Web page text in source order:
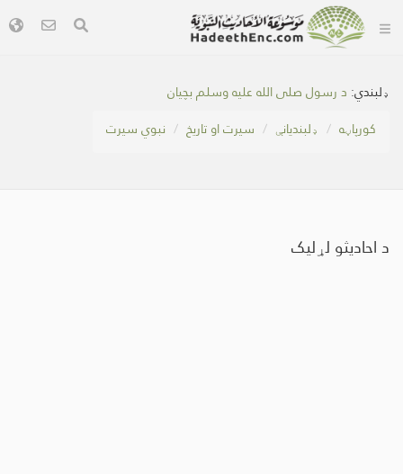
ډلبندي: د رسول صلی الله عليه وسلم بچيان
کور‌پاڼه
ډلبندیانې سیرت او تاریخ نبوي سیرت
د احادیثو لړلیک